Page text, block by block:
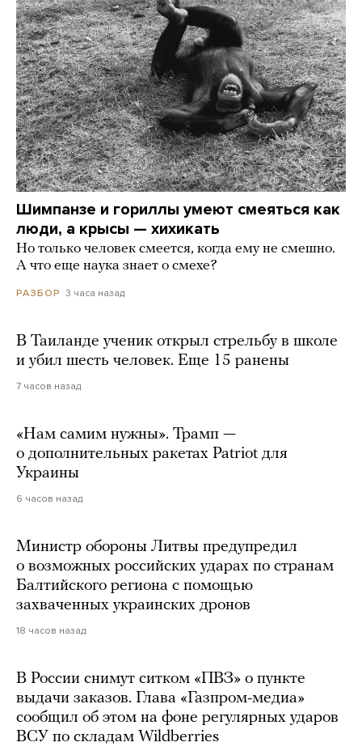
Шимпанзе и гориллы умеют смеяться как
люди, а крысы — хихикать
Но только человек смеется, когда ему не смешно.
А что еще наука знает о смехе?
РАЗБОР 3 часа назад
В Таиланде ученик открыл стрельбу в школе
и убил шесть человек. Еще 15 ранены
7 часов назад
«Нам самим нужны». Трамп —
о дополнительных ракетах Patriot для
Украины
6 часов назад
Министр обороны Литвы предупредил
о возможных российских ударах по странам
Балтийского региона с помощью
захваченных украинских дронов
18 часов назад
В России снимут ситком «ПВЗ» о пункте
выдачи заказов. Глава «Газпром-медиа»
сообщил об этом на фоне регулярных ударов
ВСУ по складам Wildberries